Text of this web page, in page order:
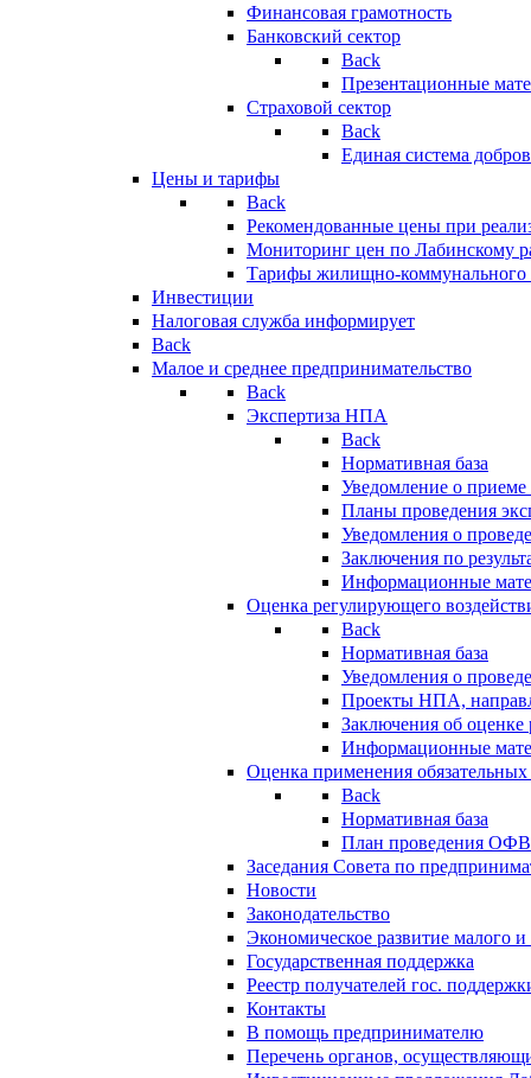
Финансовая грамотность
Банковский сектор
Back
Презентационные
Страховой сектор
Back
Единая система
Цены и тарифы
Back
Рекомендованные цены при
Мониторинг цен по Лабинскому
Тарифы жилищно-коммунального
Инвестиции
Налоговая служба информирует
Back
Малое и среднее предпринимательство
Back
Экспертиза НПА
Back
Нормативная база
Уведомление о
Планы проведения
Уведомления о
Заключения по
Информационные
Оценка регулирующего
Back
Нормативная база
Уведомления о
Проекты НПА,
Заключения об
Информационные
Оценка применения
Back
Нормативная база
План проведения
Заседания Совета по
Новости
Законодательство
Экономическое развитие малого и
Государственная поддержка
Реестр получателей гос.
Контакты
В помощь предпринимателю
Перечень органов,